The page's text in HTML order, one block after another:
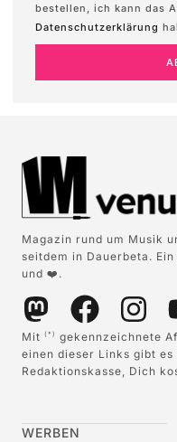
bestellen, ich kann das
Datenschutzerklärung
Magazin rund um Musik
seitdem in Dauerbeta.
und ❤️.
Mit (*)
gekennzeichnete
einen dieser Links gibt
Redaktionskasse, Dich
WERBEN